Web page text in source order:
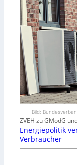
Bild:
ZVEH zu GModG
Energiepolitik
Verbraucher